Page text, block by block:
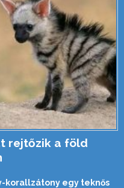
rejtőzik a föld
korallzátony egy teknős